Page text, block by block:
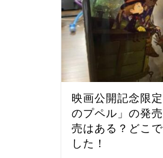
映画公開記念限
のプペル」の発
売はある？どこ
した！